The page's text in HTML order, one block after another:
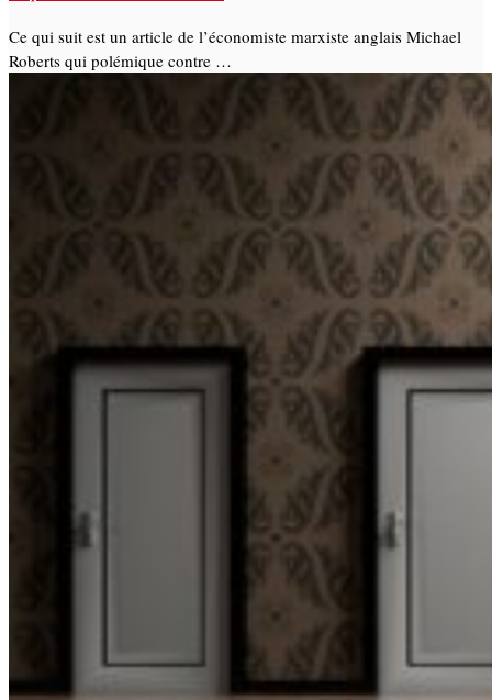
Ce qui suit est un article de l’économiste marxiste anglais Michael
Roberts qui polémique contre …